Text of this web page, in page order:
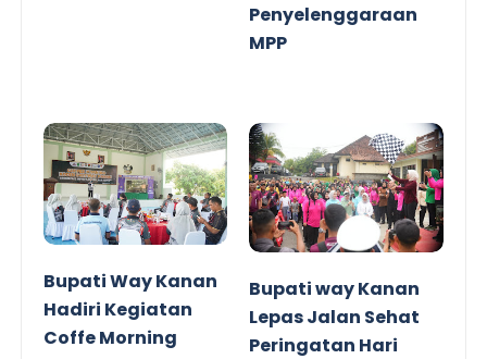
Penyelenggaraan
MPP
Bupati Way Kanan
Hadiri Kegiatan
Coffe Morning
Bupati way Kanan
Lepas Jalan Sehat
Peringatan Hari